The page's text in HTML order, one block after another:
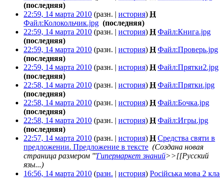
(последняя)
22:59, 14 марта 2010 (разн. | история) Н
Файл:Колокольчик.jpg (последняя)
22:59, 14 марта 2010 (разн. | история) Н Файл:Книга.jpg
(последняя)
22:59, 14 марта 2010 (разн. | история) Н Файл:Проверь.jpg
(последняя)
22:59, 14 марта 2010 (разн. | история) Н Файл:Прятки2.jpg
(последняя)
22:58, 14 марта 2010 (разн. | история) Н Файл:Прятки.jpg
(последняя)
22:58, 14 марта 2010 (разн. | история) Н Файл:Бочка.jpg
(последняя)
22:58, 14 марта 2010 (разн. | история) Н Файл:Игры.jpg
(последняя)
22:57, 14 марта 2010 (разн. | история) Н Средства святи в
предложении. Предложение в тексте (Создана новая
страница размером '''Гипермаркет знаний>>[[Русский
язы...)
16:56, 14 марта 2010 (разн. | история) Російська мова 2